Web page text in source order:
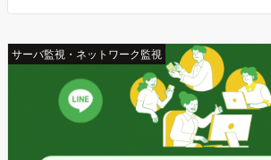
サーバ監視・ネットワーク監視